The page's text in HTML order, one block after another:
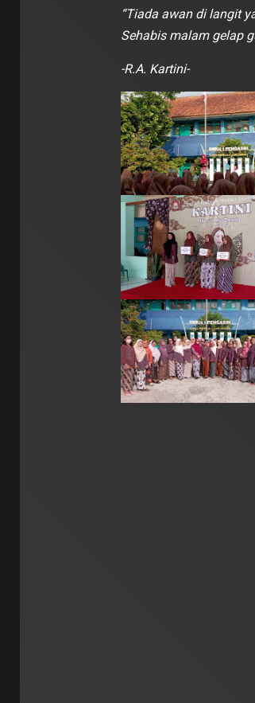
“Tiada awan di langit
Sehabis malam gelap
-R.A. Kartini-